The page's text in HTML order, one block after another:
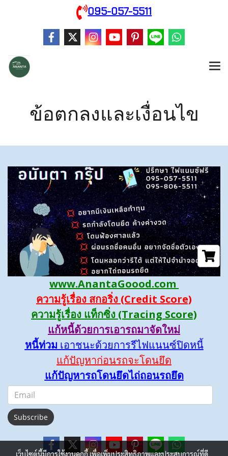
095-057-5511
ข้อตกลงและเงื่อนไข
www.AnantaGoood.com
ความรู้เรื่อง สกอริ่ง (Credit Score)
ความรู้เรื่อง แท็กซิ่ง (Tracing Score)
แก้หนี้ด้วยการเอารถมาจัดใหม่
หนี้ท่วม เอาชนะด้วยการรีไฟแนนซ์ปิดหนี้
แก้ปัญหาก่อนรถจะโดนยึด
แก้ปัญหารถโดนยึดไถ่ถอนรถยึด
Subscribe
เว็บไซต์นี้มีการใช้งานคุกกี้ เพื่อเพิ่มประสิทธิภาพและประสบการณ์ที่ดี